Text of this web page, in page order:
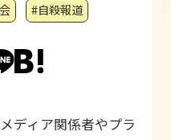
#自殺報道
ディア関係者やプラ